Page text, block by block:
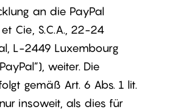
an die PayPal
et Cie, S.C.A., 22-24
L-2449 Luxembourg
weiter. Die
gemäß Art. 6 Abs. 1 lit.
insoweit, als dies für